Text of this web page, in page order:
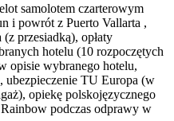
samolotem czarterowym
i powrót z Puerto Vallarta ,
przesiadką), opłaty
hotelu (10 rozpoczętych
opisie wybranego hotelu,
ubezpieczenie TU Europa (w
opiekę polskojęzycznego
podczas odprawy w